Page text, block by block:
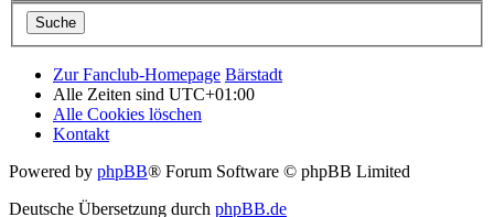
Zur Fanclub-Homepage Bärstadt
Alle Zeiten sind UTC+01:00
Alle Cookies löschen
Kontakt
Powered by phpBB® Forum Software © phpBB Limited
Deutsche Übersetzung durch phpBB.de